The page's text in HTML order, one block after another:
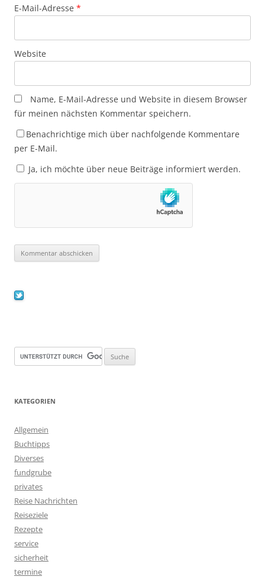
E-Mail-Adresse *
Website
Name, E-Mail-Adresse und Website in diesem Browser
für meinen nächsten Kommentar speichern.
Benachrichtige mich über nachfolgende Kommentare
per E-Mail.
Ja, ich möchte über neue Beiträge informiert werden.
KATEGORIEN
Allgemein
Buchtipps
Diverses
fundgrube
privates
Reise Nachrichten
Reiseziele
Rezepte
service
sicherheit
termine